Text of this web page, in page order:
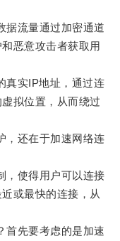
流量通过加密通道
恶意攻击者获取用
实IP地址，通过连
拟位置，从而绕过
还在于加速网络连
使得用户可以连接
或最快的连接，从
先要考虑的是加速